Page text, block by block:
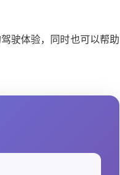
驶体验，同时也可以帮助